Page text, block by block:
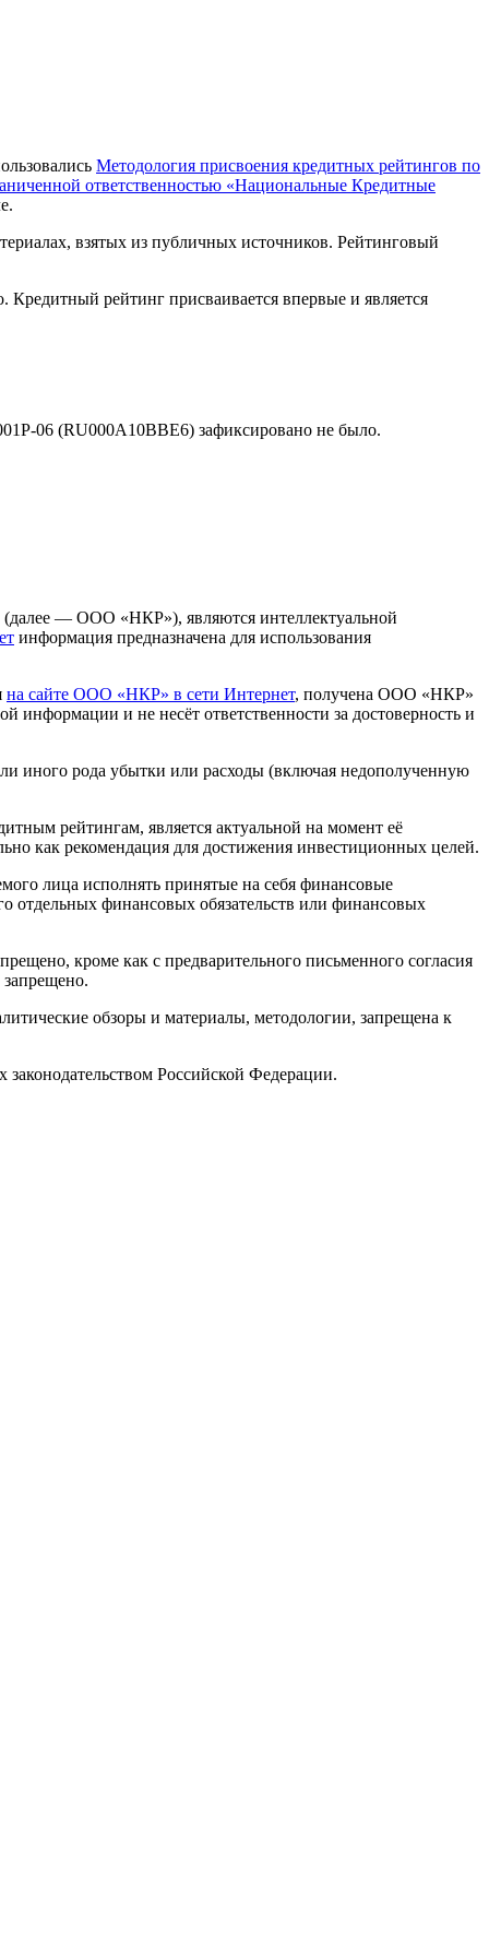
Методология присвоения кредитных рейтингов по
ответственностью «Национальные Кредитные
взятых из публичных источников. Рейтинговый
рейтинг присваивается впервые и является
06 (RU000A10BBE6) зафиксировано не было.
(далее — ООО «НКР»), являются интеллектуальной
информация предназначена для использования
на сайте ООО «НКР» в сети Интернет, получена ООО «НКР»
и не несёт ответственности за достоверность и
иного рода убытки или расходы (включая недополученную
рейтингам, является актуальной на момент её
как рекомендация для достижения инвестиционных целей.
лица исполнять принятые на себя финансовые
отдельных финансовых обязательств или финансовых
кроме как с предварительного письменного согласия
обзоры и материалы, методологии, запрещена к
Российской Федерации.